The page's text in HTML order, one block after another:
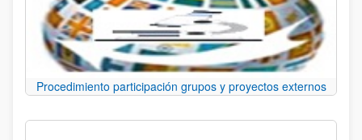
Procedimiento participación grupos y proyectos externos